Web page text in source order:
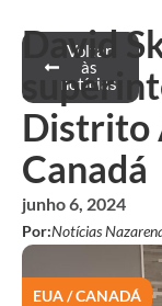
Voltar
às
notícias
David
Distrito
Canadá
junho 6, 2024
Por:Notícias
EUA / CANADÁ